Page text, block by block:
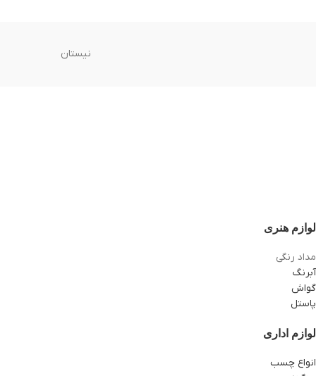
نیستان
لوازم هنری
مداد رنگی
آبرنگ
گواش
پاستل
لوازم اداری
انواع چسب